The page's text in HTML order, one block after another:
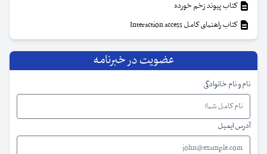
کتاب پیوند زخم خورده
کتاب راهنمای کامل Interaction access
عضویت در خبرنامه
نام و نام خانوادگی
آدرس ایمیل